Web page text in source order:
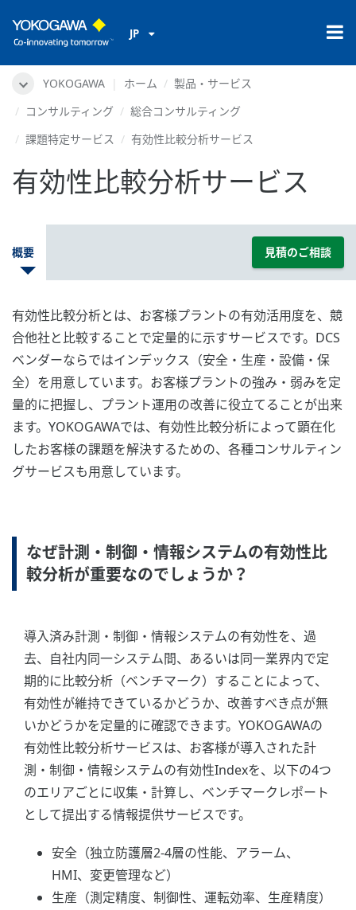
JP
YOKOGAWA ホーム
製品・サービス
コンサルティング
総合コンサルティング
課題特定サービス
有効性比較分析サービス
有効性比較分析サービス
概要 見積のご相談
有効性比較分析とは、お客様プラントの有効活用度を、競
合他社と比較することで定量的に示すサービスです。DCS
ベンダーならではインデックス（安全・生産・設備・保
全）を用意しています。お客様プラントの強み・弱みを定
量的に把握し、プラント運用の改善に役立てることが出来
ます。YOKOGAWAでは、有効性比較分析によって顕在化
したお客様の課題を解決するための、各種コンサルティン
グサービスも用意しています。
なぜ計測・制御・情報システムの有効性比
較分析が重要なのでしょうか？
導入済み計測・制御・情報システムの有効性を、過
去、自社内同一システム間、あるいは同一業界内で定
期的に比較分析（ベンチマーク）することによって、
有効性が維持できているかどうか、改善すべき点が無
いかどうかを定量的に確認できます。YOKOGAWAの
有効性比較分析サービスは、お客様が導入された計
測・制御・情報システムの有効性Indexを、以下の4つ
のエリアごとに収集・計算し、ベンチマークレポート
として提出する情報提供サービスです。
安全（独立防護層2-4層の性能、アラーム、
HMI、変更管理など）
生産（測定精度、制御性、運転効率、生産精度）